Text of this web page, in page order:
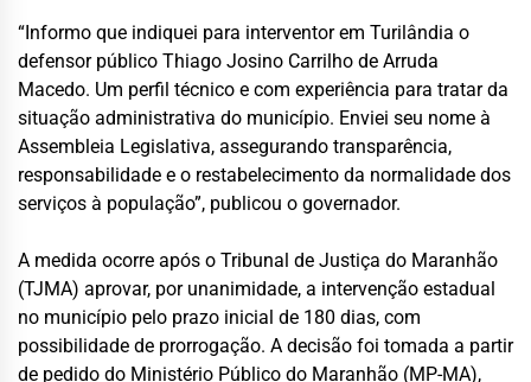
“Informo que indiquei para interventor em Turilândia o
defensor público Thiago Josino Carrilho de Arruda
Macedo. Um perfil técnico e com experiência para tratar da
situação administrativa do município. Enviei seu nome à
Assembleia Legislativa, assegurando transparência,
responsabilidade e o restabelecimento da normalidade dos
serviços à população”, publicou o governador.
A medida ocorre após o Tribunal de Justiça do Maranhão
(TJMA) aprovar, por unanimidade, a intervenção estadual
no município pelo prazo inicial de 180 dias, com
possibilidade de prorrogação. A decisão foi tomada a partir
de pedido do Ministério Público do Maranhão (MP-MA),